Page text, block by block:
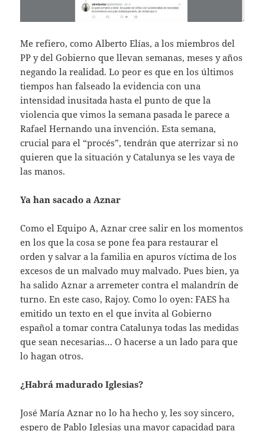
Me refiero, como Alberto Elías, a los miembros del
PP y del Gobierno que llevan semanas, meses y años
negando la realidad. Lo peor es que en los últimos
tiempos han falseado la evidencia con una
intensidad inusitada hasta el punto de que la
violencia que vimos la semana pasada le parece a
Rafael Hernando una invención. Esta semana,
crucial para el “procés”, tendrán que aterrizar si no
quieren que la situación y Catalunya se les vaya de
las manos.
Ya han sacado a Aznar
Como el Equipo A, Aznar cree salir en los momentos
en los que la cosa se pone fea para restaurar el
orden y salvar a la familia en apuros víctima de los
excesos de un malvado muy malvado. Pues bien, ya
ha salido Aznar a arremeter contra el malandrín de
turno. En este caso, Rajoy. Como lo oyen: FAES ha
emitido un texto en el que invita al Gobierno
español a tomar contra Catalunya todas las medidas
que sean necesarias… O hacerse a un lado para que
lo hagan otros.
¿Habrá madurado Iglesias?
José María Aznar no lo ha hecho y, les soy sincero,
espero de Pablo Iglesias una mayor capacidad para